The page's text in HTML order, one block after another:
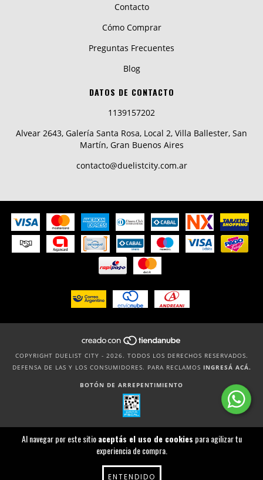
Al navegar por este sitioaceptás el uso de cookies para agilizar tu
experiencia de compra.
ENTENDIDO
Contacto
Cómo Comprar
Preguntas Frecuentes
Blog
DATOS DE CONTACTO
1139157202
Alvear 2643, Galería Santa Rosa, Local 2, Villa Ballester, San
Martín, Gran Buenos Aires
contacto@duelistcity.com.ar
COPYRIGHT DUELIST CITY - 2026. TODOS LOS DERECHOS RESERVADOS.
DEFENSA DE LAS Y LOS CONSUMIDORES. PARA RECLAMOS INGRESÁ ACÁ.
BOTÓN DE ARREPENTIMIENTO